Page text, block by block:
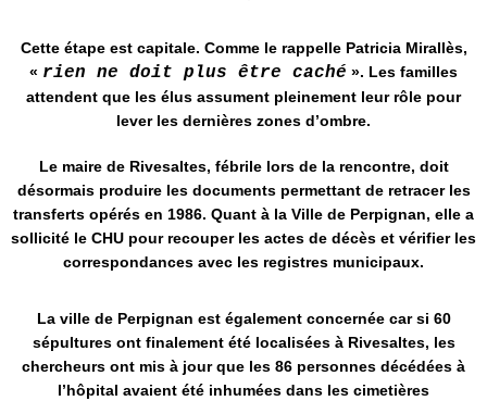
Cette étape est capitale. Comme le rappelle Patricia Mirallès,
« rien ne doit plus être caché »​. Les familles
attendent que les élus assument pleinement leur rôle pour
lever les dernières zones d’ombre.
Le maire de Rivesaltes, fébrile lors de la rencontre, doit
désormais produire les documents permettant de retracer les
transferts opérés en 1986​. Quant à la Ville de Perpignan, elle a
sollicité le CHU pour recouper les actes de décès et vérifier les
correspondances avec les registres municipaux​.
La ville de Perpignan est également concernée car si 60
sépultures ont finalement été localisées à Rivesaltes, les
chercheurs ont mis à jour que les 86 personnes décédées à
l’hôpital avaient été inhumées dans les cimetières